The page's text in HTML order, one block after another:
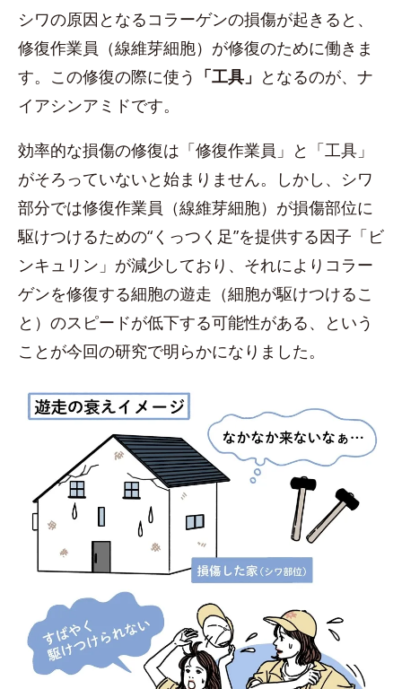
シワの原因となるコラーゲンの損傷が起きると、
修復作業員（線維芽細胞）が修復のために働きま
す。この修復の際に使う 「工具」 となるのが、ナ
イアシンアミドです。
効率的な損傷の修復は「修復作業員」と「工具」
がそろっていないと始まりません。しかし、シワ
部分では修復作業員（線維芽細胞）が損傷部位に
駆けつけるための“くっつく足”を提供する因子「ビ
ンキュリン」が減少しており、それによりコラー
ゲンを修復する細胞の遊走（細胞が駆けつけるこ
と）のスピードが低下する可能性がある、という
ことが今回の研究で明らかになりました。